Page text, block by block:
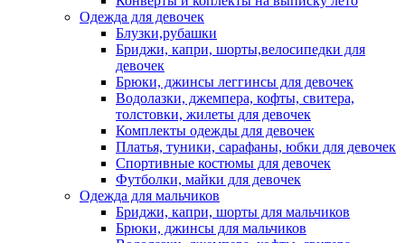
Одежда для девочек
Блузки,рубашки
Бриджи, капри, шорты,велосипедки для
девочек
Брюки, джинсы леггинсы для девочек
Водолазки, джемпера, кофты, свитера,
толстовки, жилеты для девочек
Комплекты одежды для девочек
Платья, туники, сарафаны, юбки для девочек
Спортивные костюмы для девочек
Футболки, майки для девочек
Одежда для мальчиков
Бриджи, капри, шорты для мальчиков
Брюки, джинсы для мальчиков